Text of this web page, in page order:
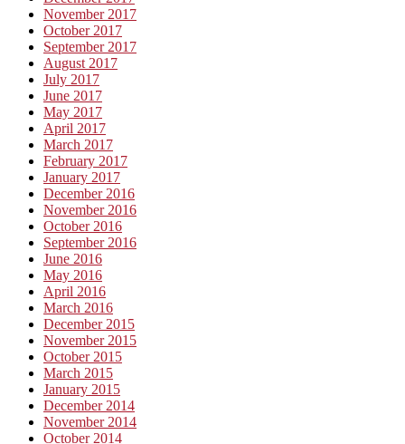
November 2017
October 2017
September 2017
August 2017
July 2017
June 2017
May 2017
April 2017
March 2017
February 2017
January 2017
December 2016
November 2016
October 2016
September 2016
June 2016
May 2016
April 2016
March 2016
December 2015
November 2015
October 2015
March 2015
January 2015
December 2014
November 2014
October 2014